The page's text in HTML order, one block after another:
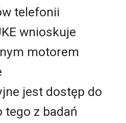
telefonii
wnioskuje
motorem
jest dostęp do
tego z badań